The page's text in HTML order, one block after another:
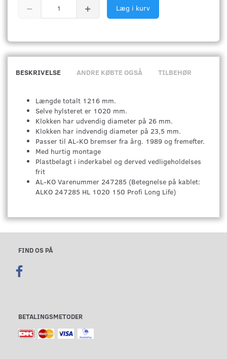
Læg i kurv
BESKRIVELSE ANDRE KØBTE OGSÅ TILBEHØR
Længde totalt 1216 mm.
Selve hylsteret er 1020 mm.
Klokken har udvendig diameter på 26 mm.
Klokken har indvendig diameter på 23,5 mm.
Passer til AL-KO bremser fra årg. 1989 og fremefter.
Med hurtig montage
Plastbelagt i inderkabel og derved vedligeholdelses
frit
AL-KO Varenummer 247285 (Betegnelse på kablet:
ALKO 247285 HL 1020 150 Profi Long Life)
FIND OS PÅ
BETALINGSMETODER